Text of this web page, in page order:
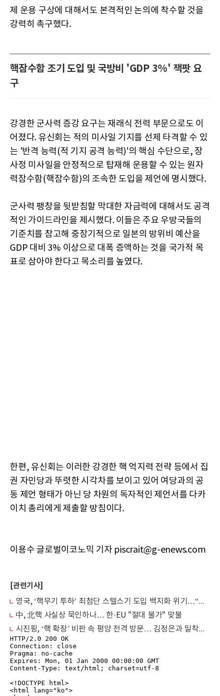
제 운용 구상에 대해서도 본격적인 논의에 착수할 것을
강력히 촉구했다.
핵잠수함 조기 도입 및 국방비 'GDP 3%' 잭팟 요
구
강경한 군사력 증강 요구는 재래식 전력 부문으로도 이
어졌다. 유신회는 적의 미사일 기지를 선제 타격할 수 있
는 '반격 능력(적 기지 공격 능력)'의 핵심 수단으로, 장
사정 미사일을 안정적으로 탑재해 운용할 수 있는 원자
력잠수함(핵잠수함)의 조속한 도입을 제언에 명시했다.
군사력 팽창을 뒷받침할 막대한 자금력에 대해서도 공격
적인 가이드라인을 제시했다. 이들은 주요 우방국들의
기준치를 참고해 중장기적으로 일본의 방위비 예산을
GDP 대비 3% 이상으로 대폭 증액하는 것을 국가적 목
표로 삼아야 한다고 목소리를 높였다.
한편, 유신회는 이러한 강경한 핵 억지력 전략 등에서 집
권 자민당과 뚜렷한 시각차를 보이고 있어 여당과의 공
동 제언 형태가 아닌 당 차원의 독자적인 제언서를 다카
이치 총리에게 제출할 방침이다.
이용수 글로벌이코노믹 기자 piscrait@g-enews.com
[관련기사]
영국, ‘핵무기 투하’ 최첨단 스텔스기 도입 백지화 위기…“예산 고갈에 안보 비상”
中, 北핵 사실상 묵인하나… 한·EU "절대 불가" 맞불
시진핑, ‘핵 확장’ 비판 속 평양 전격 방문… 김정은과 밀착하며 美 트럼프에 맞불